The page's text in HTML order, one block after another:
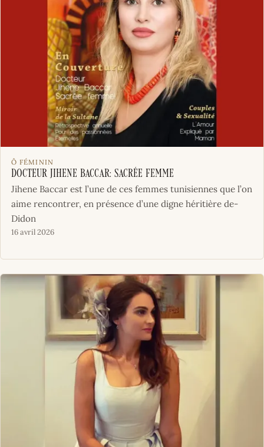
Ô FÉMININ
Docteur Jihene Baccar: sacrée femme
Jihene Baccar­ est l’une ­de­ ces ­femmes t­unisiennes ­que­ l’on
aime rencontrer, en­ présence d’une­ digne ­héritière de­
Didon
16 avril 2026